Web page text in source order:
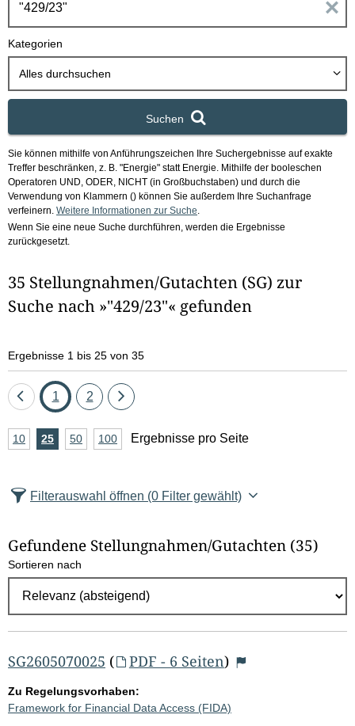
o
n
g
a
h
Kategorien
Alles durchsuchen
Suchen
Sie können mithilfe von Anführungszeichen Ihre Suchergebnisse auf exakte
Treffer beschränken, z. B. "Energie" statt Energie. Mithilfe der booleschen
Operatoren UND, ODER, NICHT (in Großbuchstaben) und durch die
Verwendung von Klammern () können Sie außerdem Ihre Suchanfrage
verfeinern. Weitere Informationen zur Suche
Wenn Sie eine neue Suche durchführen, werden die Ergebnisse
zurückgesetzt.
35 Stellungnahmen/Gutachten (SG) zur
Suche nach »"429/23"« gefunden
Ergebnisse 1 bis 25 von 35
Eine
zurück
Seite
1 Seite
2
Eine
vor
A
z
l
E
g
e
b
n
i
10Ergebnisse
25Ergebnisse
50Ergebnisse
100Ergebnisse
Ergebnisse pro Seite
Filterauswahl öffnen (0 Filter gewählt)
Gefundene Stellungnahmen/⁠Gutachten (35)
Sortieren nach
SG2605070025 ( PDF - 6 Seiten)
Zu Regelungsvorhaben:
Framework for Financial Data Access (FIDA)